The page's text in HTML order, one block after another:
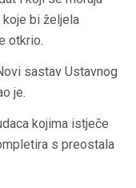
koje bi željela
otkrio.
sastav Ustavnog
je.
kojima istječe
s preostala